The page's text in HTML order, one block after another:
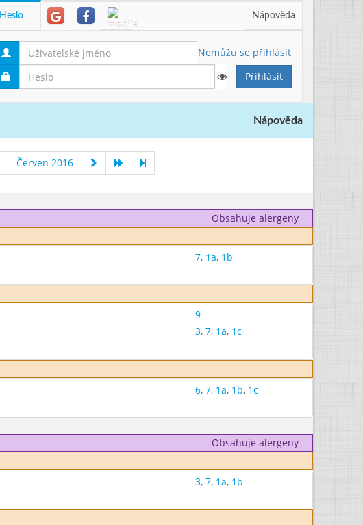
Heslo Nápověda
Nemůžu se přihlásit
Nápověda
Červen 2016
Obsahuje alergeny
7, 1a, 1b
9
3, 7, 1a, 1c
6, 7, 1a, 1b, 1c
Obsahuje alergeny
3, 7, 1a, 1b